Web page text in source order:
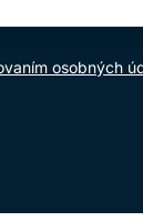
osobných